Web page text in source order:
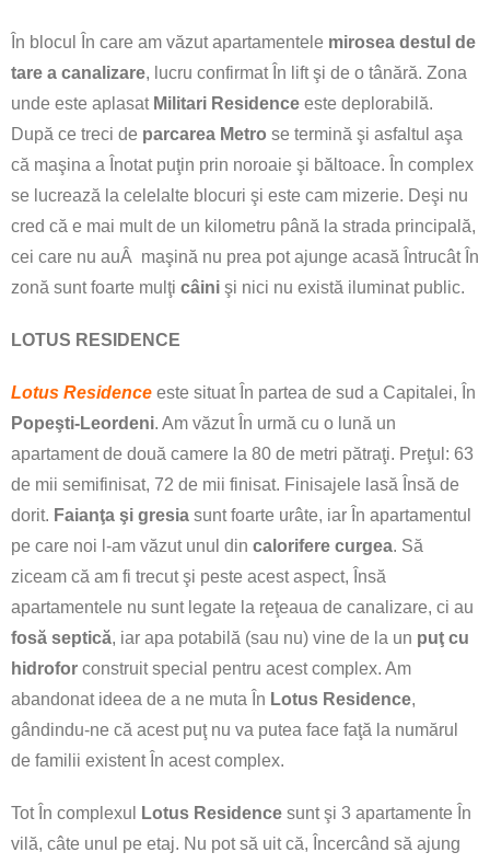
În blocul În care am văzut apartamentele mirosea destul de
tare a canalizare, lucru confirmat În lift şi de o tânără. Zona
unde este aplasat Militari Residence este deplorabilă.
După ce treci de parcarea Metro se termină şi asfaltul aşa
că maşina a Înotat puţin prin noroaie şi băltoace. În complex
se lucrează la celelalte blocuri şi este cam mizerie. Deşi nu
cred că e mai mult de un kilometru până la strada principală,
cei care nu auÂ maşină nu prea pot ajunge acasă Întrucât În
zonă sunt foarte mulţi câini şi nici nu există iluminat public.
LOTUS RESIDENCE
Lotus Residence este situat În partea de sud a Capitalei, În
Popeşti-Leordeni. Am văzut În urmă cu o lună un
apartament de două camere la 80 de metri pătraţi. Preţul: 63
de mii semifinisat, 72 de mii finisat. Finisajele lasă Însă de
dorit. Faianţa şi gresia sunt foarte urâte, iar În apartamentul
pe care noi l-am văzut unul din calorifere curgea. Să
ziceam că am fi trecut şi peste acest aspect, Însă
apartamentele nu sunt legate la reţeaua de canalizare, ci au
fosă septică, iar apa potabilă (sau nu) vine de la un puţ cu
hidrofor construit special pentru acest complex. Am
abandonat ideea de a ne muta În Lotus Residence,
gândindu-ne că acest puţ nu va putea face faţă la numărul
de familii existent În acest complex.
Tot În complexul Lotus Residence sunt şi 3 apartamente În
vilă, câte unul pe etaj. Nu pot să uit că, Încercând să ajung